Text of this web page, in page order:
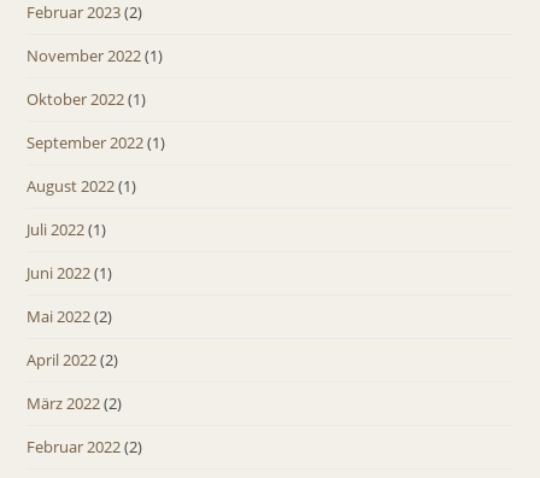
Februar 2023(2)
November 2022(1)
Oktober 2022(1)
September 2022(1)
August 2022(1)
Juli 2022(1)
Juni 2022(1)
Mai 2022(2)
April 2022(2)
März 2022(2)
Februar 2022(2)